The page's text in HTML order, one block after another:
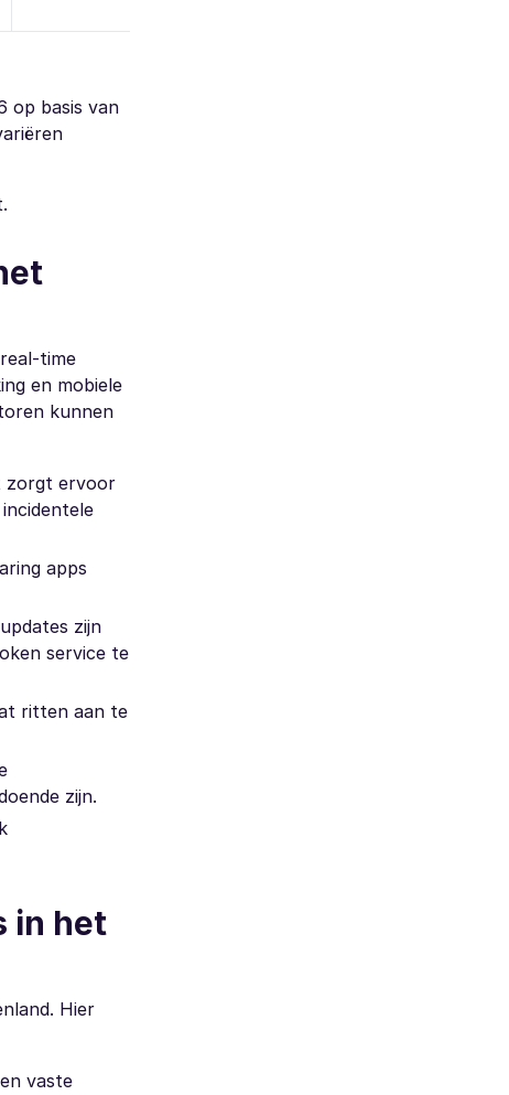
op basis van
time
en mobiele
kunnen
zorgt ervoor
apps
zijn
service te
ritten aan te
zijn.
in het
Hier
vaste